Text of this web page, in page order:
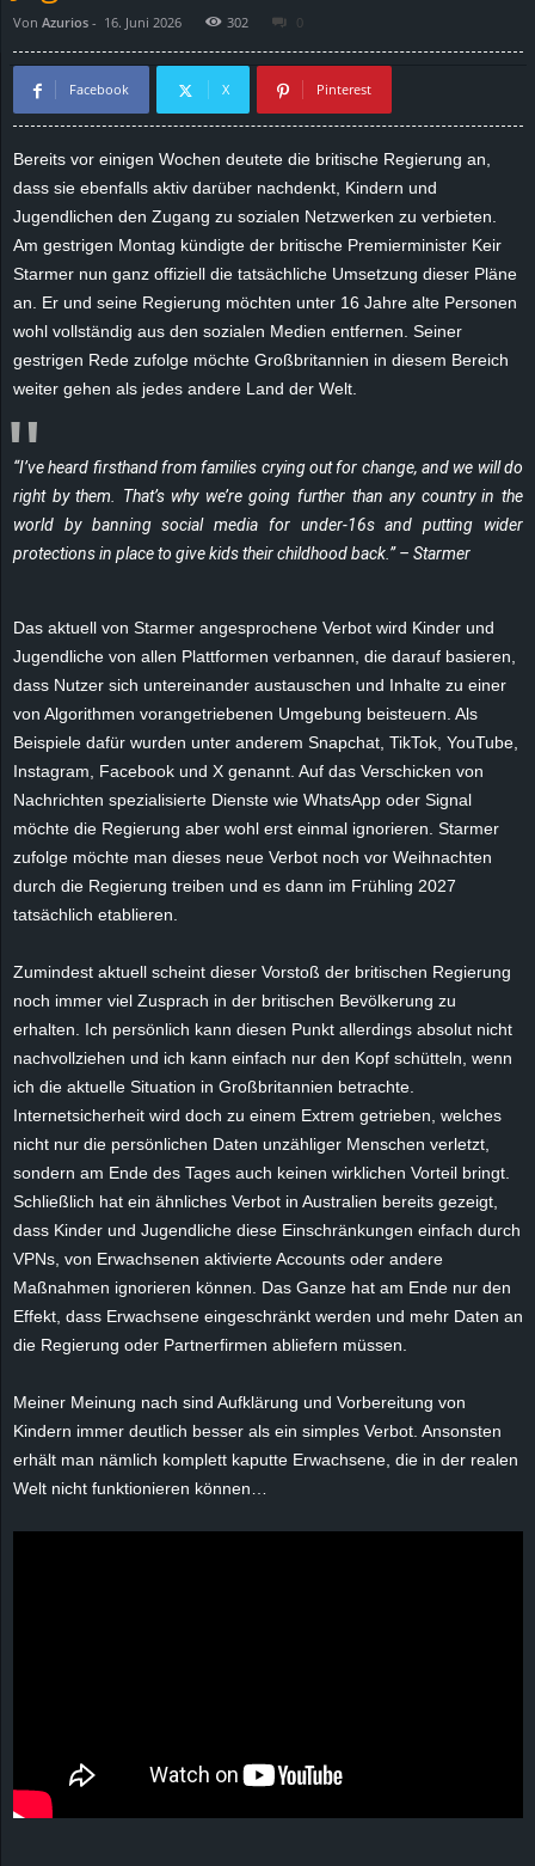
Von Azurios - 16. Juni 2026 302 0
Facebook X Pinterest
Bereits vor einigen Wochen deutete die britische Regierung an,
dass sie ebenfalls aktiv darüber nachdenkt, Kindern und
Jugendlichen den Zugang zu sozialen Netzwerken zu verbieten.
Am gestrigen Montag kündigte der britische Premierminister Keir
Starmer nun ganz offiziell die tatsächliche Umsetzung dieser Pläne
an. Er und seine Regierung möchten unter 16 Jahre alte Personen
wohl vollständig aus den sozialen Medien entfernen. Seiner
gestrigen Rede zufolge möchte Großbritannien in diesem Bereich
weiter gehen als jedes andere Land der Welt.
“I’ve heard firsthand from families crying out for change, and we will do
right by them. That’s why we’re going further than any country in the
world by banning social media for under-16s and putting wider
protections in place to give kids their childhood back.” – Starmer
Das aktuell von Starmer angesprochene Verbot wird Kinder und
Jugendliche von allen Plattformen verbannen, die darauf basieren,
dass Nutzer sich untereinander austauschen und Inhalte zu einer
von Algorithmen vorangetriebenen Umgebung beisteuern. Als
Beispiele dafür wurden unter anderem Snapchat, TikTok, YouTube,
Instagram, Facebook und X genannt. Auf das Verschicken von
Nachrichten spezialisierte Dienste wie WhatsApp oder Signal
möchte die Regierung aber wohl erst einmal ignorieren. Starmer
zufolge möchte man dieses neue Verbot noch vor Weihnachten
durch die Regierung treiben und es dann im Frühling 2027
tatsächlich etablieren.
Zumindest aktuell scheint dieser Vorstoß der britischen Regierung
noch immer viel Zusprach in der britischen Bevölkerung zu
erhalten. Ich persönlich kann diesen Punkt allerdings absolut nicht
nachvollziehen und ich kann einfach nur den Kopf schütteln, wenn
ich die aktuelle Situation in Großbritannien betrachte.
Internetsicherheit wird doch zu einem Extrem getrieben, welches
nicht nur die persönlichen Daten unzähliger Menschen verletzt,
sondern am Ende des Tages auch keinen wirklichen Vorteil bringt.
Schließlich hat ein ähnliches Verbot in Australien bereits gezeigt,
dass Kinder und Jugendliche diese Einschränkungen einfach durch
VPNs, von Erwachsenen aktivierte Accounts oder andere
Maßnahmen ignorieren können. Das Ganze hat am Ende nur den
Effekt, dass Erwachsene eingeschränkt werden und mehr Daten an
die Regierung oder Partnerfirmen abliefern müssen.
Meiner Meinung nach sind Aufklärung und Vorbereitung von
Kindern immer deutlich besser als ein simples Verbot. Ansonsten
erhält man nämlich komplett kaputte Erwachsene, die in der realen
Welt nicht funktionieren können…